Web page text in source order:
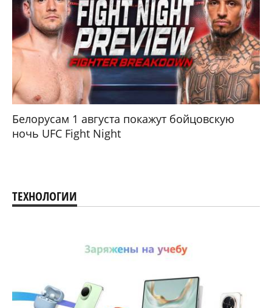
Белорусам 1 августа покажут бойцовскую
ночь UFC Fight Night
ТЕХНОЛОГИИ